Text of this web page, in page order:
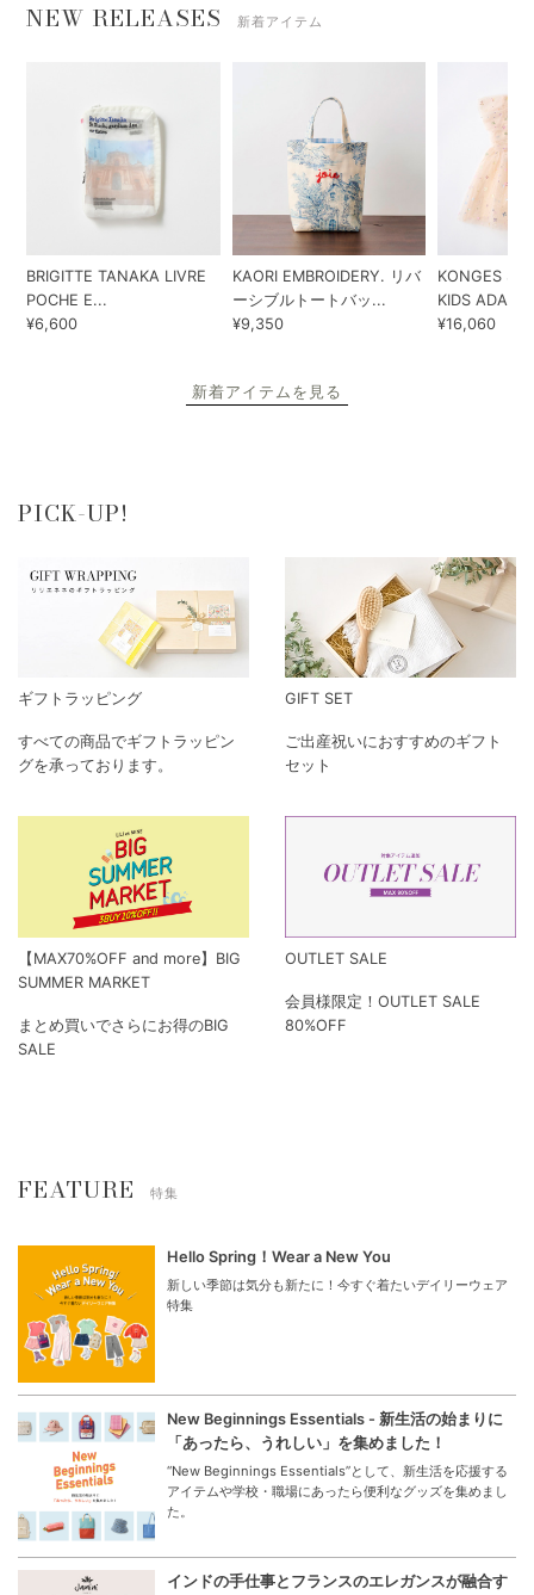
NEW RELEASES 新着アイテム
BRIGITTE TANAKA LIVRE
POCHE E...
¥6,600
KAORI EMBROIDERY. リバ
ーシブルトートバッ...
¥9,350
KONGES
KIDS ADA...
¥16,060
新着アイテムを見る
PICK-UP!
ギフトラッピング
すべての商品でギフトラッピン
グを承っております。
GIFT SET
ご出産祝いにおすすめのギフト
セット
【MAX70%OFF and more】BIG
SUMMER MARKET
まとめ買いでさらにお得のBIG
SALE
OUTLET SALE
会員様限定！OUTLET SALE
80%OFF
FEATURE 特集
Hello Spring！Wear a New You
新しい季節は気分も新たに！今すぐ着たいデイリーウェア
特集
New Beginnings Essentials - 新生活の始まりに
「あったら、うれしい」を集めました！
“New Beginnings Essentials”として、新生活を応援する
アイテムや学校・職場にあったら便利なグッズを集めまし
た。
インドの手仕事とフランスのエレガンスが融合す